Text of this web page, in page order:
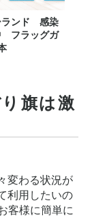
ランド 感染
フラッグガ
旗は激
変わる状況が
利用したいの
客様に簡単に